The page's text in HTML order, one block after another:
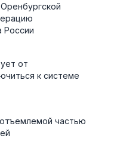
России
от
к системе
частью